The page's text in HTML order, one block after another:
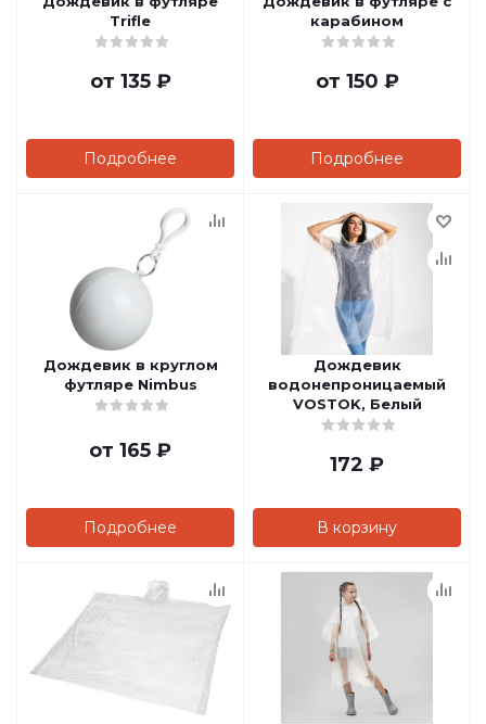
Trifle
от 135 ₽
Подробнее
карабином
от 150 ₽
Подробнее
Дождевик в круглом
футляре Nimbus
от 165 ₽
Подробнее
Дождевик
водонепроницаемый
VOSTOK, Белый
172 ₽
В корзину